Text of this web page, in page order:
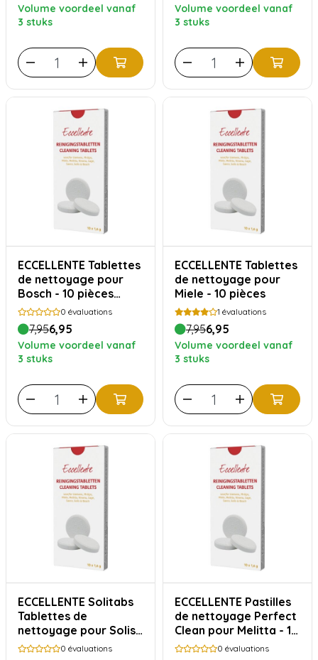
Volume voordeel vanaf
3 stuks
Volume voordeel vanaf
3 stuks
ECCELLENTE Tablettes
de nettoyage pour
Bosch - 10 pièces
TCZ8001 | TCZ6001
0 évaluations
7,956,95
Volume voordeel vanaf
3 stuks
ECCELLENTE Tablettes
de nettoyage pour
Miele - 10 pièces
1 évaluations
7,956,95
Volume voordeel vanaf
3 stuks
ECCELLENTE Solitabs
Tablettes de
nettoyage pour Solis -
10 pièces
0 évaluations
ECCELLENTE Pastilles
de nettoyage Perfect
Clean pour Melitta - 10
pièces
0 évaluations